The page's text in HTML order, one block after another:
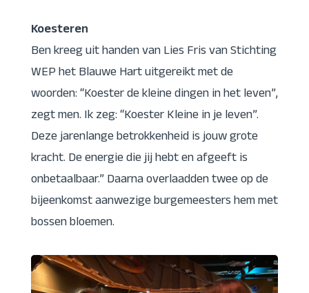
Koesteren
Ben kreeg uit handen van Lies Fris van Stichting
WEP het Blauwe Hart uitgereikt met de
woorden: “Koester de kleine dingen in het leven”,
zegt men. Ik zeg: “Koester Kleine in je leven”.
Deze jarenlange betrokkenheid is jouw grote
kracht. De energie die jij hebt en afgeeft is
onbetaalbaar.” Daarna overlaadden twee op de
bijeenkomst aanwezige burgemeesters hem met
bossen bloemen.